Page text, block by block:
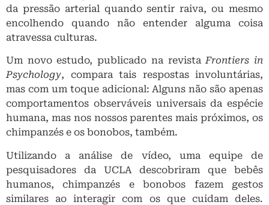
da pressão arterial quando sentir raiva, ou mesmo
encolhendo quando não entender alguma coisa
atravessa culturas.
Um novo estudo, publicado na revistaFrontiers in
Psychology, compara tais respostas involuntárias,
mas com um toque adicional: Alguns não são apenas
comportamentos observáveis ​​universais da espécie
humana, mas nos nossos parentes mais próximos, os
chimpanzés e os bonobos, também.
Utilizando a análise de vídeo, uma equipe de
pesquisadores da UCLA descobriram que bebês
humanos, chimpanzés e bonobos fazem gestos
similares ao interagir com os que cuidam deles.